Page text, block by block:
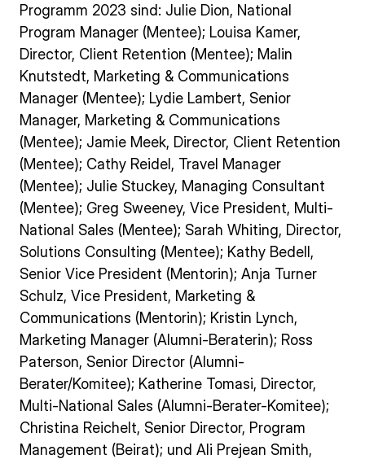
Programm 2023 sind: Julie Dion, National
Program Manager (Mentee); Louisa Kamer,
Director, Client Retention (Mentee); Malin
Knutstedt, Marketing & Communications
Manager (Mentee); Lydie Lambert, Senior
Manager, Marketing & Communications
(Mentee); Jamie Meek, Director, Client Retention
(Mentee); Cathy Reidel, Travel Manager
(Mentee); Julie Stuckey, Managing Consultant
(Mentee); Greg Sweeney, Vice President, Multi-
National Sales (Mentee); Sarah Whiting, Director,
Solutions Consulting (Mentee); Kathy Bedell,
Senior Vice President (Mentorin); Anja Turner
Schulz, Vice President, Marketing &
Communications (Mentorin); Kristin Lynch,
Marketing Manager (Alumni-Beraterin); Ross
Paterson, Senior Director (Alumni-
Berater/Komitee); Katherine Tomasi, Director,
Multi-National Sales (Alumni-Berater-Komitee);
Christina Reichelt, Senior Director, Program
Management (Beirat); und Ali Prejean Smith,